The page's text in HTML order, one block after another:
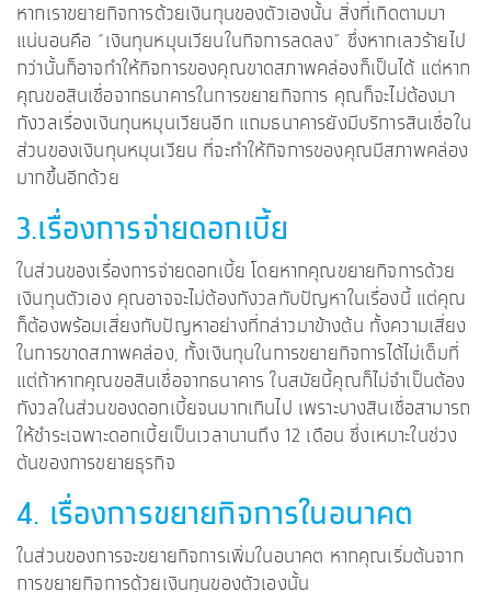
หากเราขยายกิจการด้วยเงินทุนของตัวเองนั้น สิ่งที่เกิดตามมา
แน่นอนคือ “เงินทุนหมุนเวียนในกิจการลดลง” ซึ่งหากเลวร้ายไป
กว่านั้นก็อาจทำให้กิจการของคุณขาดสภาพคล่องก็เป็นได้ แต่หาก
คุณขอสินเชื่อจากธนาคารในการขยายกิจการ คุณก็จะไม่ต้องมา
กังวลเรื่องเงินทุนหมุนเวียนอีก แถมธนาคารยังมีบริการสินเชื่อใน
ส่วนของเงินทุนหมุนเวียน ที่จะทำให้กิจการของคุณมีสภาพคล่อง
มากขึ้นอีกด้วย
3.เรื่องการจ่ายดอกเบี้ย
ในส่วนของเรื่องการจ่ายดอกเบี้ย โดยหากคุณขยายกิจการด้วย
เงินทุนตัวเอง คุณอาจจะไม่ต้องกังวลกับปัญหาในเรื่องนี้ แต่คุณ
ก็ต้องพร้อมเสี่ยงกับปัญหาอย่างที่กล่าวมาข้างต้น ทั้งความเสี่ยง
ในการขาดสภาพคล่อง, ทั้งเงินทุนในการขยายกิจการได้ไม่เต็มที่
แต่ถ้าหากคุณขอสินเชื่อจากธนาคาร ในสมัยนี้คุณก็ไม่จำเป็นต้อง
กังวลในส่วนของดอกเบี้ยจนมากเกินไป เพราะบางสินเชื่อสามารถ
ให้ชำระเฉพาะดอกเบี้ยเป็นเวลานานถึง 12 เดือน ซึ่งเหมาะในช่วง
ต้นของการขยายธุรกิจ
4. เรื่องการขยายกิจการในอนาคต
ในส่วนของการจะขยายกิจการเพิ่มในอนาคต หากคุณเริ่มต้นจาก
การขยายกิจการด้วยเงินทุนของตัวเองนั้น